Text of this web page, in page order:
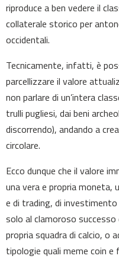
riproduce a ben vedere il
collaterale storico per
occidentali.
Tecnicamente, infatti, è
parcellizzare il valore
non parlare di un’intera
trulli pugliesi, dai beni
discorrendo), andando a
circolare.
Ecco dunque che il valore
una vera e propria moneta,
e di trading, di investimento
solo al clamoroso
propria squadra di calcio, o
tipologie quali meme coin e